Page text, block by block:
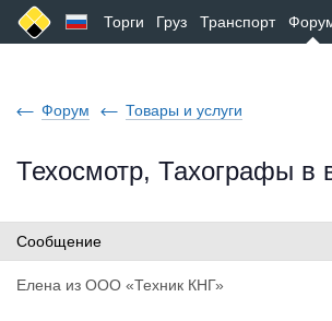
Торги Груз Транспорт
Форум Товары и услуги
Техосмотр, Тахографы в
Сообщение
Елена из ООО «Техник КНГ»